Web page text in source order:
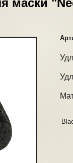
маски